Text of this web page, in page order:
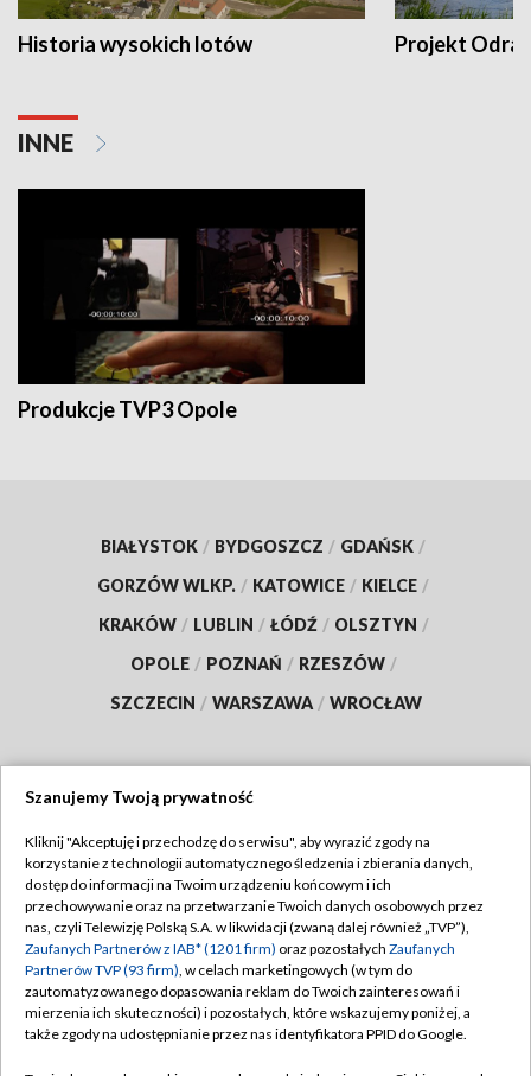
Historia wysokich lotów Projekt Odra
INNE
Produkcje TVP3 Opole
BIAŁYSTOK / BYDGOSZCZ / GDAŃSK /
GORZÓW WLKP. / KATOWICE / KIELCE /
KRAKÓW / LUBLIN / ŁÓDŹ / OLSZTYN /
OPOLE / POZNAŃ / RZESZÓW /
SZCZECIN / WARSZAWA / WROCŁAW
TVP
Abonament TVP
Emisja w TVP
Centrum informacji TVP
Naziemna Telewizja Cyfrowa
Regulamin TVP
Polityka prywatności
Moje zgody
Pomoc
Szanujemy Twoją prywatność
Kliknij "Akceptuję i przechodzę do serwisu", aby wyrazić zgody na
korzystanie z technologii automatycznego śledzenia i zbierania danych,
dostęp do informacji na Twoim urządzeniu końcowym i ich
przechowywanie oraz na przetwarzanie Twoich danych osobowych przez
nas, czyli Telewizję Polską S.A. w likwidacji (zwaną dalej również „TVP”),
Zaufanych Partnerów z IAB* (1201 firm) oraz pozostałych Zaufanych
Partnerów TVP (93 firm), w celach marketingowych (w tym do
zautomatyzowanego dopasowania reklam do Twoich zainteresowań i
mierzenia ich skuteczności) i pozostałych, które wskazujemy poniżej, a
także zgody na udostępnianie przez nas identyfikatora PPID do Google.